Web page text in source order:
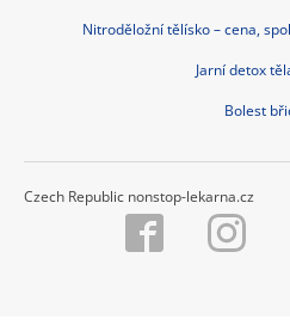
Nitroděložní tělísko – cena,
Jarní detox
Bolest
Czech Republic nonstop-lekarna.cz